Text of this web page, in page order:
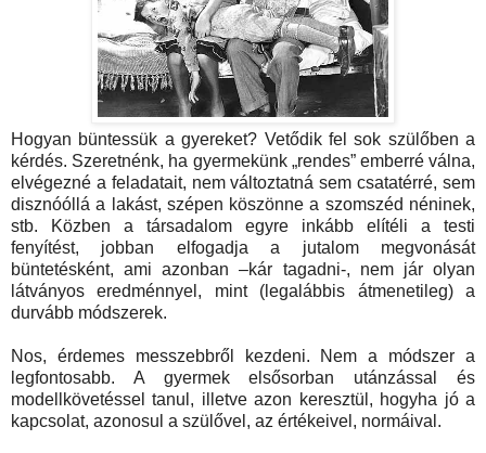
Hogyan büntessük a gyereket? Vetődik fel sok szülőben a
kérdés. Szeretnénk, ha gyermekünk „rendes” emberré válna,
elvégezné a feladatait, nem változtatná sem csatatérré, sem
disznóóllá a lakást, szépen köszönne a szomszéd néninek,
stb. Közben a társadalom egyre inkább elítéli a testi
fenyítést, jobban elfogadja a jutalom megvonását
büntetésként, ami azonban –kár tagadni-, nem jár olyan
látványos eredménnyel, mint (legalábbis átmenetileg) a
durvább módszerek.
Nos, érdemes messzebbről kezdeni. Nem a módszer a
legfontosabb. A gyermek elsősorban utánzással és
modellkövetéssel tanul, illetve azon keresztül, hogyha jó a
kapcsolat, azonosul a szülővel, az értékeivel, normáival.